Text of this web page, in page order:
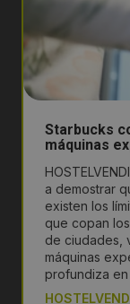
Starbucks
máquinas
a demostrar
existen los
que copan
de ciudades,
máquinas
profundiza